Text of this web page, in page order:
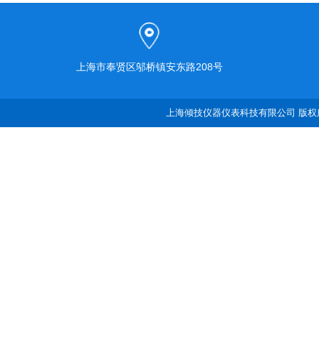
上海市奉贤区邬桥镇安东路208号
上海倾技仪器仪表科技有限公司 版